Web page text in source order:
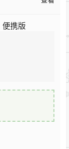
携版